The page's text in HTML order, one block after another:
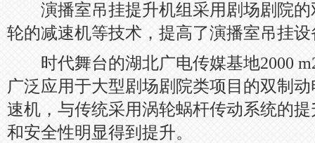
演播室吊挂提升机组采用剧场剧院的
轮的减速机等技术，提高了演播室吊挂
时代舞台的湖北广电传媒基地2000
广泛应用于大型剧场剧院类项目的双制
速机，与传统采用涡轮蜗杆传动系统的
和安全性明显得到提升。